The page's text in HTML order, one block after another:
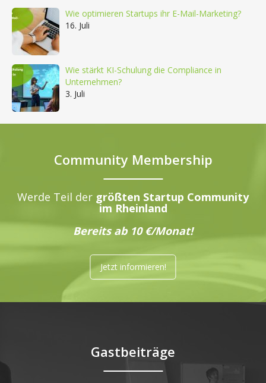
Wie optimieren Startups ihr E-Mail-Marketing?
16. Juli
Wie stärkt KI-Schulung die Compliance in
Unternehmen?
3. Juli
Community Membership
Werde Teil der größten Startup Community
im Rheinland
Bereits ab 10 €/Monat!
Jetzt informieren!
Gastbeiträge